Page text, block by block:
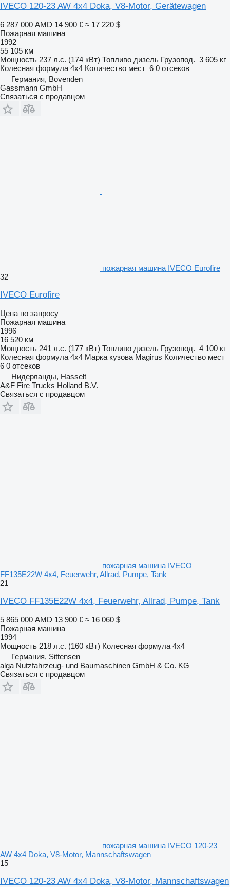
IVECO 120-23 AW 4x4 Doka, V8-Motor, Gerätewagen
6 287 000 AMD 14 900 € ≈ 17 220 $
Пожарная машина
1992
55 105 км
Мощность 237 л.с. (174 кВт) Топливо дизель Грузопод. 3 605 кг
Колесная формула 4x4 Количество мест 6 0 отсеков
Германия, Bovenden
Gassmann GmbH
Связаться с продавцом
пожарная машина IVECO Eurofire
32
IVECO Eurofire
Цена по запросу
Пожарная машина
1996
16 520 км
Мощность 241 л.с. (177 кВт) Топливо дизель Грузопод. 4 100 кг
Колесная формула 4x4 Марка кузова Magirus Количество мест
6 0 отсеков
Нидерланды, Hasselt
A&F Fire Trucks Holland B.V.
Связаться с продавцом
пожарная машина IVECO
FF135E22W 4x4, Feuerwehr, Allrad, Pumpe, Tank
21
IVECO FF135E22W 4x4, Feuerwehr, Allrad, Pumpe, Tank
5 865 000 AMD 13 900 € ≈ 16 060 $
Пожарная машина
1994
Мощность 218 л.с. (160 кВт) Колесная формула 4x4
Германия, Sittensen
alga Nutzfahrzeug- und Baumaschinen GmbH & Co. KG
Связаться с продавцом
пожарная машина IVECO 120-23
AW 4x4 Doka, V8-Motor, Mannschaftswagen
15
IVECO 120-23 AW 4x4 Doka, V8-Motor, Mannschaftswagen